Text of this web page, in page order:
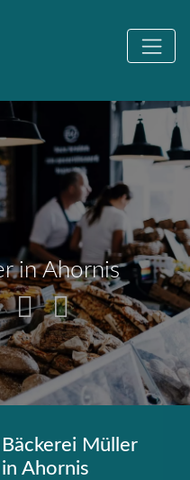
in Ahornis
Bäckerei Müller
in Ahornis